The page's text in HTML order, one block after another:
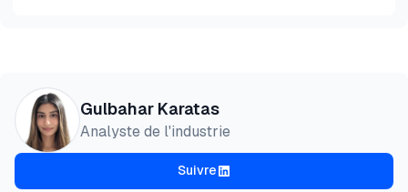
@misc{karatas2026,
  author = {Karatas, Gulbahar},
title  = {{Meilleurs serveurs et listes de
  year   = {2026},
howpublished    = {\url{https://aimultiple.com/
Gulbahar Karatas
Analyste de l'industrie
Suivre